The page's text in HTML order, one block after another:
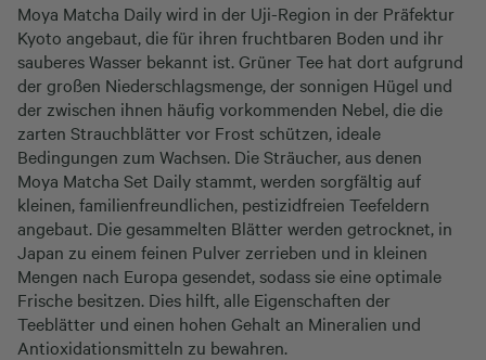
Moya Matcha Daily wird in der Uji-Region in der Präfektur
Kyoto angebaut, die für ihren fruchtbaren Boden und ihr
sauberes Wasser bekannt ist. Grüner Tee hat dort aufgrund
der großen Niederschlagsmenge, der sonnigen Hügel und
der zwischen ihnen häufig vorkommenden Nebel, die die
zarten Strauchblätter vor Frost schützen, ideale
Bedingungen zum Wachsen. Die Sträucher, aus denen
Moya Matcha Set Daily stammt, werden sorgfältig auf
kleinen, familienfreundlichen, pestizidfreien Teefeldern
angebaut. Die gesammelten Blätter werden getrocknet, in
Japan zu einem feinen Pulver zerrieben und in kleinen
Mengen nach Europa gesendet, sodass sie eine optimale
Frische besitzen. Dies hilft, alle Eigenschaften der
Teeblätter und einen hohen Gehalt an Mineralien und
Antioxidationsmitteln zu bewahren.